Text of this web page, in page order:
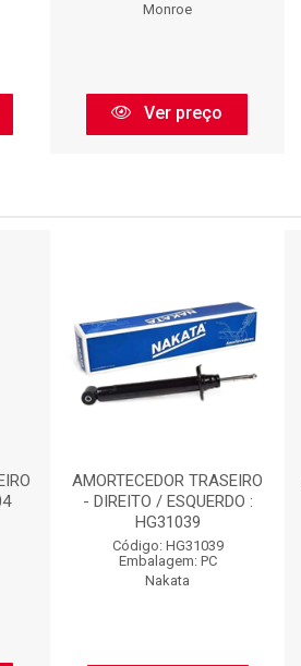
Monroe
Ver preço
AMORTECEDOR TRASEIRO
- DIREITO / ESQUERDO :
HG31039
Código: HG31039
Embalagem: PC
Nakata